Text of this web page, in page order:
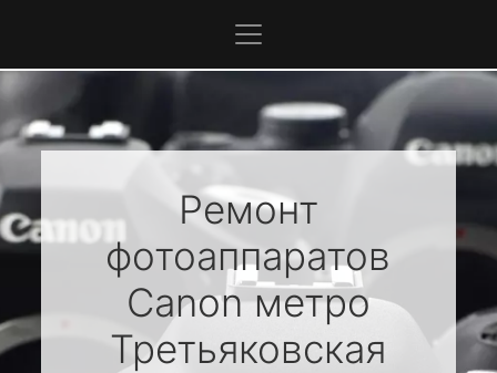
Ремонт
фотоаппаратов
Canonметро
Третьяковская